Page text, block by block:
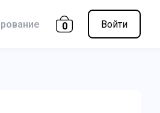
0 Войти